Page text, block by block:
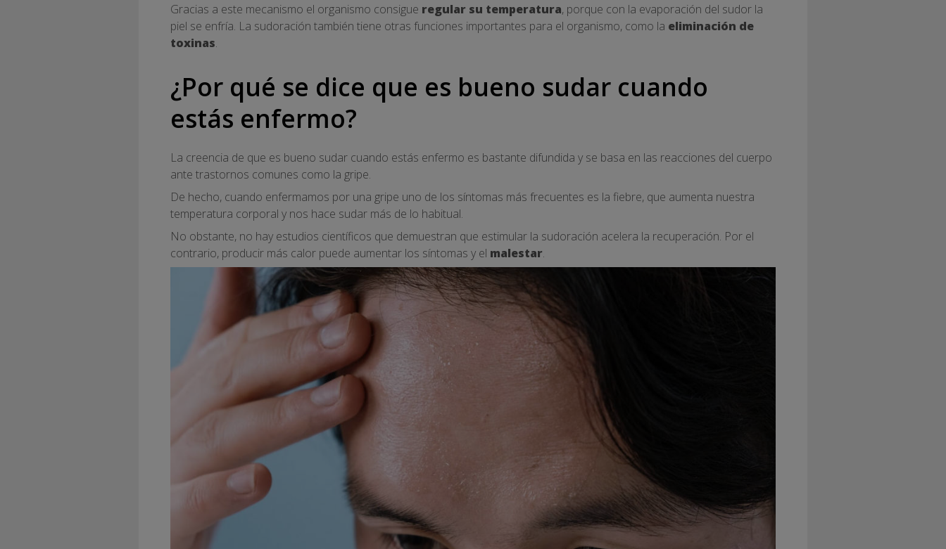
Gracias a este mecanismo el organismo consigue regular su temperatura, porque con la evaporación del sudor la
piel se enfría. La sudoración también tiene otras funciones importantes para el organismo, como la eliminación de
toxinas.
¿Por qué se dice que es bueno sudar cuando
estás enfermo?
La creencia de que es bueno sudar cuando estás enfermo es bastante difundida y se basa en las reacciones del cuerpo
ante trastornos comunes como la gripe.
De hecho, cuando enfermamos por una gripe uno de los síntomas más frecuentes es la fiebre, que aumenta nuestra
temperatura corporal y nos hace sudar más de lo habitual.
No obstante, no hay estudios científicos que demuestran que estimular la sudoración acelera la recuperación. Por el
contrario, producir más calor puede aumentar los síntomas y el malestar.